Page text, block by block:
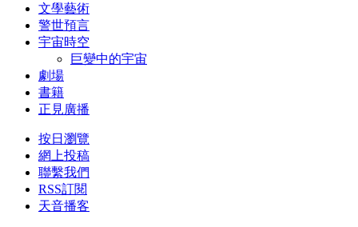
文學藝術
警世預言
宇宙時空
巨變中的宇宙
劇場
書籍
正見廣播
按日瀏覽
網上投稿
聯繫我們
RSS訂閱
天音播客